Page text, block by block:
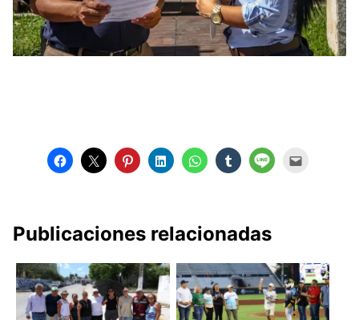
Publicaciones relacionadas